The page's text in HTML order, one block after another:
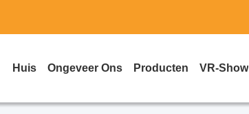
Huis Ongeveer Ons Producten VR-Show